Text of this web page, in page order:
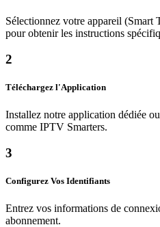
Sélectionnez votre appareil
pour obtenir les instructions
2
Téléchargez l'Application
Installez notre application dédiée
comme IPTV Smarters.
3
Configurez Vos Identifiants
Entrez vos informations de
abonnement.